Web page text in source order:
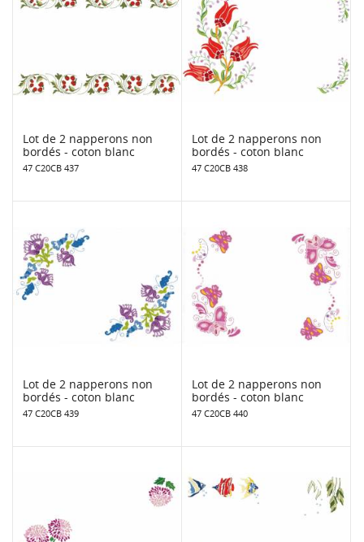
Lot de 2 napperons non
bordés - coton blanc
47 C20CB 437
Lot de 2 napperons non
bordés - coton blanc
47 C20CB 438
Lot de 2 napperons non
bordés - coton blanc
47 C20CB 439
Lot de 2 napperons non
bordés - coton blanc
47 C20CB 440